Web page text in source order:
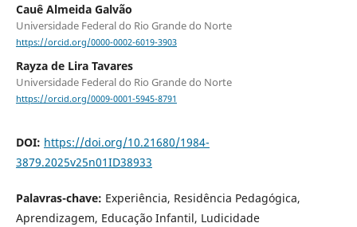
Cauê Almeida Galvão
Universidade Federal do Rio Grande do Norte
https://orcid.org/0000-0002-6019-3903
Rayza de Lira Tavares
Universidade Federal do Rio Grande do Norte
https://orcid.org/0009-0001-5945-8791
DOI: https://doi.org/10.21680/1984-
3879.2025v25n01ID38933
Palavras-chave: Experiência, Residência Pedagógica,
Aprendizagem, Educação Infantil, Ludicidade